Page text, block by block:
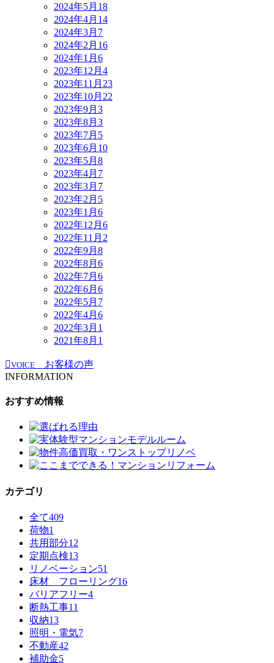
2024年5月 18
2024年4月 14
2024年3月 7
2024年2月 16
2024年1月 6
2023年12月 4
2023年11月 23
2023年10月 22
2023年9月 3
2023年8月 3
2023年7月 5
2023年6月 10
2023年5月 8
2023年4月 7
2023年3月 7
2023年2月 5
2023年1月 6
2022年12月 6
2022年11月 2
2022年9月 8
2022年8月 6
2022年7月 6
2022年6月 6
2022年5月 7
2022年4月 6
2022年3月 1
2021年8月 1
VOICE
お客様の声
INFORMATION
おすすめ情報
カテゴリ
全て409
荷物1
共用部分12
定期点検13
リノベーション51
床材 フローリング16
バリアフリー4
断熱工事11
収納13
照明・電気7
不動産42
補助金5